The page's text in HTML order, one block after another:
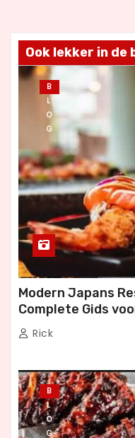
Ook lekker in de
B
L
O
G
Modern Japans
Complete Gids
Dineren
Rick
B
L
O
G